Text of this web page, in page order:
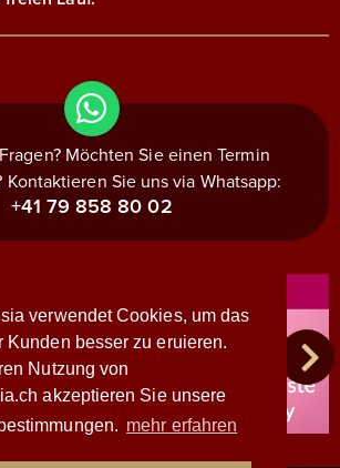
verwendet Cookies, um das
Kunden besser zu eruieren.
Nutzung von
akzeptieren Sie unsere
mehr erfahren
Möchten Sie einen Termin
Kontaktieren Sie uns via Whatsapp:
+41 79 858 80 02